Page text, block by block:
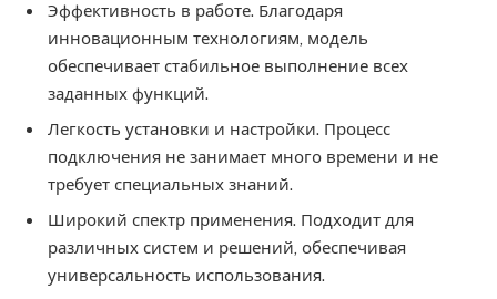
Эффективность в работе. Благодаря
инновационным технологиям, модель
обеспечивает стабильное выполнение всех
заданных функций.
Легкость установки и настройки. Процесс
подключения не занимает много времени и не
требует специальных знаний.
Широкий спектр применения. Подходит для
различных систем и решений, обеспечивая
универсальность использования.